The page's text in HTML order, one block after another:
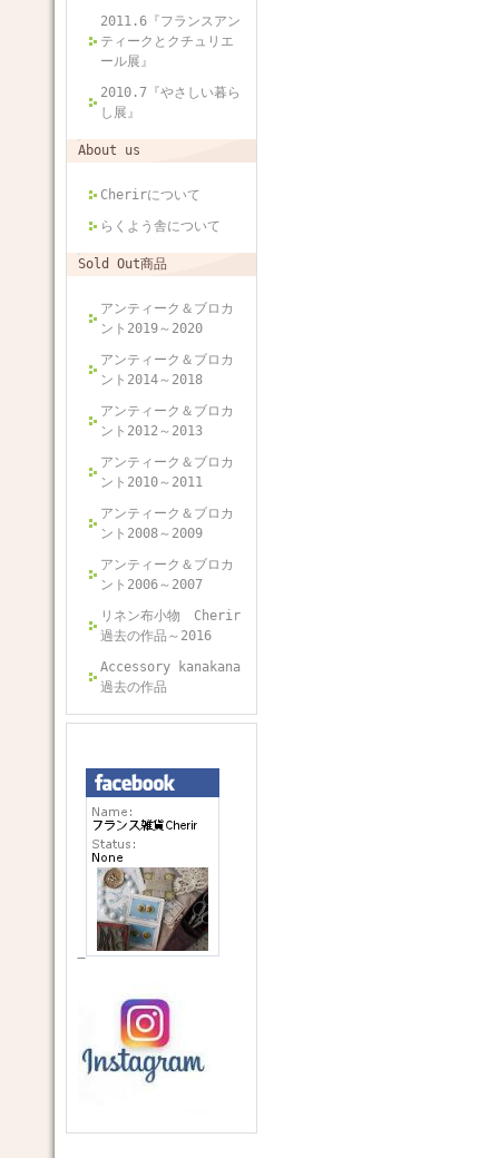
2011.6『フランスアン
ティークとクチュリエ
ール展』
2010.7『やさしい暮ら
し展』
About us
Cherirについて
らくよう舎について
Sold Out商品
アンティーク＆ブロカ
ント2019～2020
アンティーク＆ブロカ
ント2014～2018
アンティーク＆ブロカ
ント2012～2013
アンティーク＆ブロカ
ント2010～2011
アンティーク＆ブロカ
ント2008～2009
アンティーク＆ブロカ
ント2006～2007
リネン布小物 Cherir
過去の作品～2016
Accessory kanakana
過去の作品